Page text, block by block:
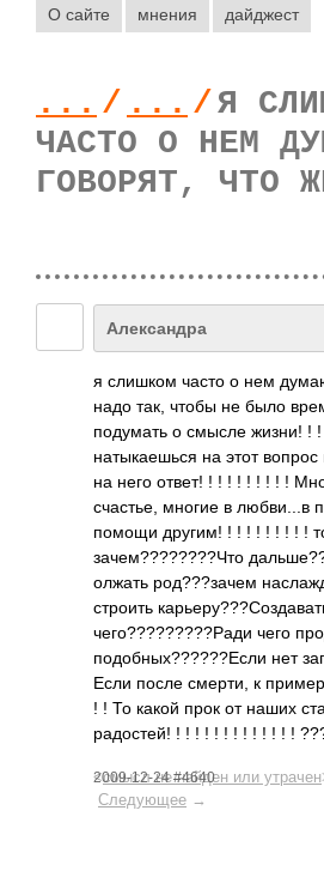
О сайте мнения дайджест
... / ... /Я
ЧАСТО О НЕМ
ГОВОРЯТ, ЧТО
Александра
я слишком часто о нем
надо так, чтобы не было
поду­мать о смысле жизни! !
наты­каеш­ься на этот
на него ответ! ! ! ! ! ! ! ! ! !
счас­тье, многие в любв­и...в
помощи другим! ! ! ! ! ! ! ! ! !
заче­м???­????­?Что
олжать род?­??за­чем
строить
чего­????­????­?Ради чего
подо­бных­????­??Если нет
Если после смерти, к
! ! То какой прок от наших
радо­стей! ! ! ! ! ! ! ! ! ! ! ! ! !
2009-12-24 #4640
<смысл не найден или утрачен
Следующее →